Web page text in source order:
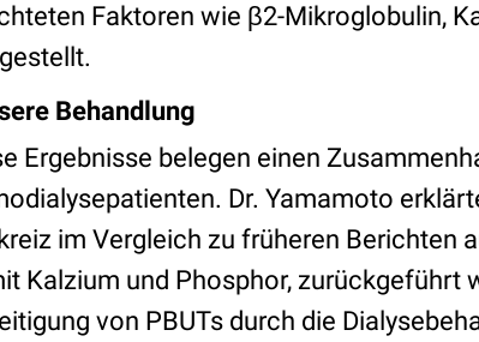
Faktoren wie β2-Mikroglobulin,
Behandlung
Ergebnisse belegen einen
Dr. Yamamoto
im Vergleich zu früheren Berichten
Kalzium und Phosphor, zurückgeführt
von PBUTs durch die